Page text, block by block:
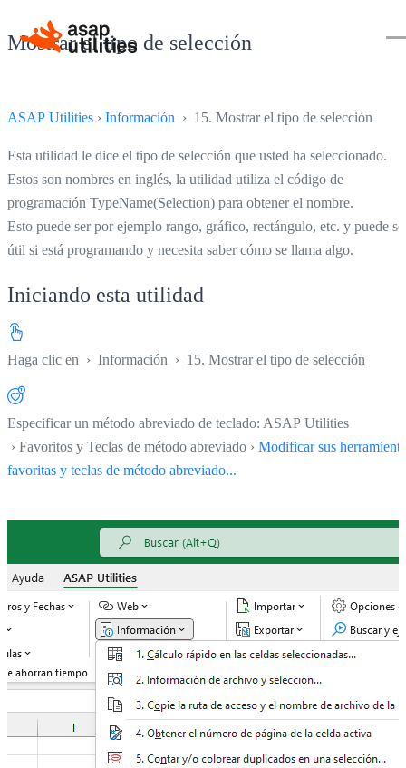
Mostrar el tipo de selección
ASAP Utilities › Información › 15. Mostrar el tipo de selección
Esta utilidad le dice el tipo de selección que usted ha seleccionado.
Estos son nombres en inglés, la utilidad utiliza el código de
programación TypeName(Selection) para obtener el nombre.
Esto puede ser por ejemplo rango, gráfico, rectángulo, etc. y puede
útil si está programando y necesita saber cómo se llama algo.
Iniciando esta utilidad
Haga clic en › Información › 15. Mostrar el tipo de selección
Especificar un método abreviado de teclado: ASAP Utilities
› Favoritos y Teclas de método abreviado › Modificar sus
favoritas y teclas de método abreviado...